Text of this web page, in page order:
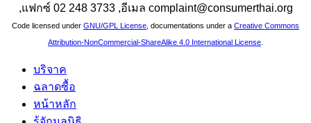
,แฟกซ์ 02 248 3733 ,อีเมล complaint@consumerthai.org
Code licensed under GNU/GPL License , documentations under a Creative Commons
Attribution-NonCommercial-ShareAlike 4.0 International License
บริจาค
ฉลาดซื้อ
หน้าหลัก